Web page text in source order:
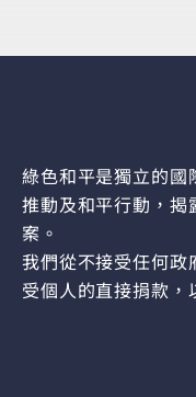
綠色和平是獨立的國
推動及和平行動，揭
案。
我們從不接受任何政
受個人的直接捐款，